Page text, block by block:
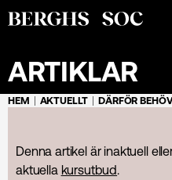
ARTIKLAR
HEM AKTUELLT DÄRFÖR BEHÖVER
Denna artikel är inaktuell
aktuella kursutbud.